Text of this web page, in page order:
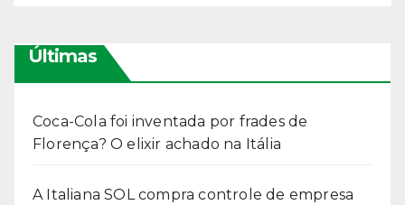
Últimas
Coca-Cola foi inventada por frades de
Florença? O elixir achado na Itália
A Italiana SOL compra controle de empresa